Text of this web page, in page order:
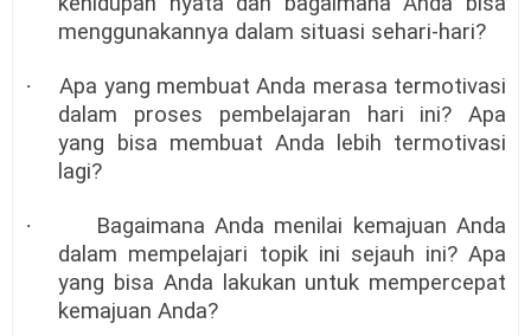
menggunakannya dalam situasi sehari-hari?
·
Apa yang membuat Anda merasa termotivasi
dalam proses pembelajaran hari ini? Apa
yang bisa membuat Anda lebih termotivasi
lagi?
·
Bagaimana Anda menilai kemajuan Anda
dalam mempelajari topik ini sejauh ini? Apa
yang bisa Anda lakukan untuk mempercepat
kemajuan Anda?